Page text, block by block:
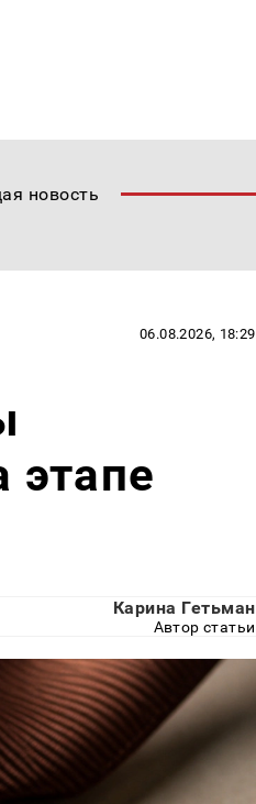
новость
06.08.2026, 18:29
этапе
Карина Гетьман
Автор статьи